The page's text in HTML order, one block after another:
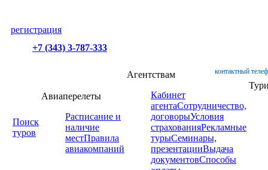
регистрация
+7 (343) 3-787-333
контактный
Поиск
туров
Авиаперелеты
Расписание и
наличие
местПравила
авиакомпаний
Агентствам
Кабинет
агентаСотрудничество,
договорыУсловия
страхованияРекламные
турыСеминары,
презентацииВыдача
документовСпособы